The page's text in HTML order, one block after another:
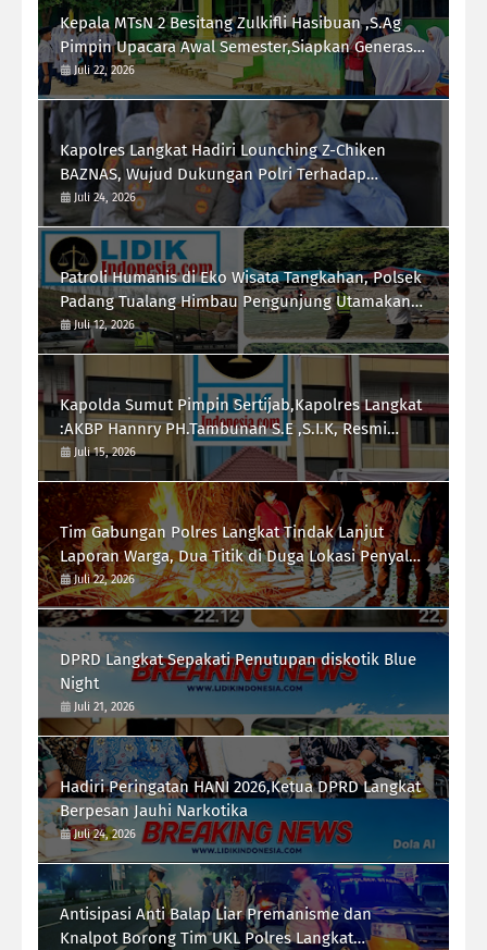
Kepala MTsN 2 Besitang Zulkifli Hasibuan ,S.Ag
Pimpin Upacara Awal Semester,Siapkan Generasi
Berkarakter dan Berprestasi
Juli 22, 2026
Kapolres Langkat Hadiri Lounching Z-Chiken
BAZNAS, Wujud Dukungan Polri Terhadap
Pemberdayaan Ekonomi Masyarakat
Juli 24, 2026
Patroli Humanis di Eko Wisata Tangkahan, Polsek
Padang Tualang Himbau Pengunjung Utamakan
Keselamatan
Juli 12, 2026
Kapolda Sumut Pimpin Sertijab,Kapolres Langkat
:AKBP Hannry PH.Tambunan S.E ,S.I.K, Resmi
Menjabat
Juli 15, 2026
Tim Gabungan Polres Langkat Tindak Lanjut
Laporan Warga, Dua Titik di Duga Lokasi Penyalah
Gunaan Narkoba di Desa Bubun di Musnahkan
Juli 22, 2026
DPRD Langkat Sepakati Penutupan diskotik Blue
Night
Juli 21, 2026
Hadiri Peringatan HANI 2026,Ketua DPRD Langkat
Berpesan Jauhi Narkotika
Juli 24, 2026
Antisipasi Anti Balap Liar Premanisme dan
Knalpot Borong Tim UKL Polres Langkat